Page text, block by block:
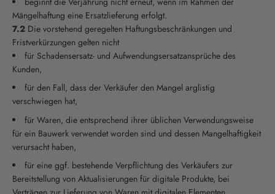
Mängelhaftung eine Ersatzlieferung erfolgt.
7.2 Die vorstehend geregelten Haftungsbeschränkungen und
Fristverkürzungen gelten nicht
für Schadensersatz- und Aufwendungsersatzansprüche des
Kunden,
für den Fall, dass der Verkäufer den Mangel arglistig
verschwiegen hat,
für Waren, die entsprechend ihrer üblichen Verwendungsweise
für ein Bauwerk verwendet worden sind und dessen Mangelhaftigkeit
verursacht haben,
für eine ggf. bestehende Verpflichtung des Verkäufers zur
Bereitstellung von Aktualisierungen für digitale Produkte, bei